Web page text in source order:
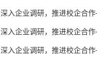
深入企业调研，推进校企合
深入企业调研，推进校企合
深入企业调研，推进校企合